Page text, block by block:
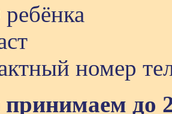
номер
до